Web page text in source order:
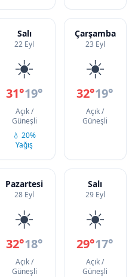
Salı
22 Eyl
☀️
31°19°
Açık /
Güneşli
💧 20%
Yağış
Çarşamba
23 Eyl
☀️
32°19°
Açık /
Güneşli
Pazartesi
28 Eyl
☀️
32°18°
Açık /
Güneşli
Salı
29 Eyl
☀️
29°17°
Açık /
Güneşli